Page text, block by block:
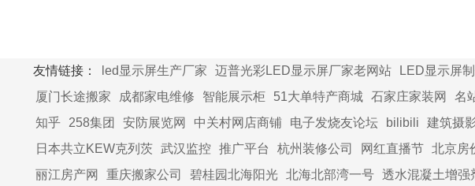
友情链接： led显示屏生产厂家 迈普光彩LED显示屏厂家老网站 LED显示屏
厦门长途搬家
成都家电维修 智能展示柜 51大单特产商城 石家庄家装网 名
知乎
258集团 安防展览网 中关村网店商铺 电子发烧友论坛 bilibili 建筑摄
日本共立KEW克列茨 武汉监控 推广平台 杭州装修公司 网红直播节 北京房
丽江房产网
重庆搬家公司 碧桂园北海阳光 北海北部湾一号 透水混凝土增强